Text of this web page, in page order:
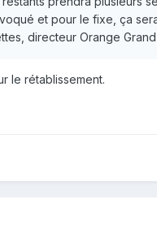
et pour le fixe, ça
directeur Orange Grand
le rétablissement.